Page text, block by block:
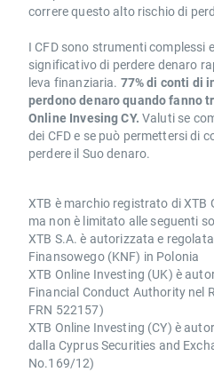
correre questo alto rischio di
I CFD sono strumenti complessi
significativo di perdere denaro
leva finanziaria. 77% di conti di
perdono denaro quando fanno
Online Invesing CY. Valuti se
dei CFD e se può permettersi di
perdere il Suo denaro.
XTB è marchio registrato di XTB
ma non è limitato alle seguenti
XTB S.A. è autorizzata e
Finansowego (KNF) in Polonia
XTB Online Investing (UK) è
Financial Conduct Authority nel
FRN 522157)
XTB Online Investing (CY) è
dalla Cyprus Securities and
No.169/12)